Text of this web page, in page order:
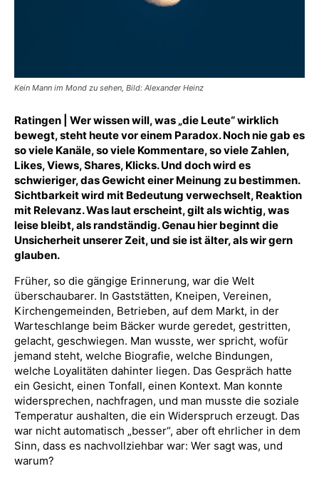
Kein Mann im Mond zu sehen, Bild: Alexander Heinz
Ratingen | Wer wissen will, was „die Leute“ wirklich
bewegt, steht heute vor einem Paradox. Noch nie gab es
so viele Kanäle, so viele Kommentare, so viele Zahlen,
Likes, Views, Shares, Klicks. Und doch wird es
schwieriger, das Gewicht einer Meinung zu bestimmen.
Sichtbarkeit wird mit Bedeutung verwechselt, Reaktion
mit Relevanz. Was laut erscheint, gilt als wichtig, was
leise bleibt, als randständig. Genau hier beginnt die
Unsicherheit unserer Zeit, und sie ist älter, als wir gern
glauben.
Früher, so die gängige Erinnerung, war die Welt
überschaubarer. In Gaststätten, Kneipen, Vereinen,
Kirchengemeinden, Betrieben, auf dem Markt, in der
Warteschlange beim Bäcker wurde geredet, gestritten,
gelacht, geschwiegen. Man wusste, wer spricht, wofür
jemand steht, welche Biografie, welche Bindungen,
welche Loyalitäten dahinter liegen. Das Gespräch hatte
ein Gesicht, einen Tonfall, einen Kontext. Man konnte
widersprechen, nachfragen, und man musste die soziale
Temperatur aushalten, die ein Widerspruch erzeugt. Das
war nicht automatisch „besser“, aber oft ehrlicher in dem
Sinn, dass es nachvollziehbar war: Wer sagt was, und
warum?